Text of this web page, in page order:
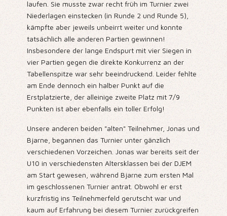
laufen. Sie musste zwar recht früh im Turnier zwei
Niederlagen einstecken (in Runde 2 und Runde 5),
kämpfte aber jeweils unbeirrt weiter und konnte
tatsächlich alle anderen Partien gewinnen!
Insbesondere der lange Endspurt mit vier Siegen in
vier Partien gegen die direkte Konkurrenz an der
Tabellenspitze war sehr beeindruckend. Leider fehlte
am Ende dennoch ein halber Punkt auf die
Erstplatzierte, der alleinige zweite Platz mit 7/9
Punkten ist aber ebenfalls ein toller Erfolg!
Unsere anderen beiden "alten" Teilnehmer, Jonas und
Bjarne, begannen das Turnier unter gänzlich
verschiedenen Vorzeichen. Jonas war bereits seit der
U10 in verschiedensten Altersklassen bei der DJEM
am Start gewesen, während Bjarne zum ersten Mal
im geschlossenen Turnier antrat. Obwohl er erst
kurzfristig ins Teilnehmerfeld gerutscht war und
kaum auf Erfahrung bei diesem Turnier zurückgreifen